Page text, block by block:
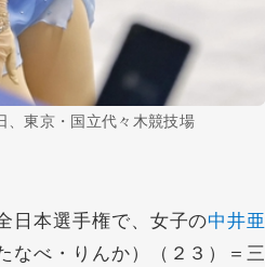
東京・国立代々木競技場
本選手権で、女子の中井亜
なべ・りんか）（２３）＝三